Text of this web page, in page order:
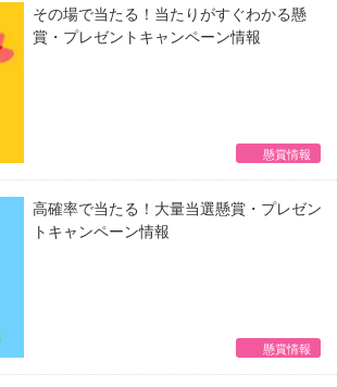
その場で当たる！当たりがすぐわかる懸
賞・プレゼントキャンペーン情報
懸賞情報
高確率で当たる！大量当選懸賞・プレゼン
トキャンペーン情報
懸賞情報